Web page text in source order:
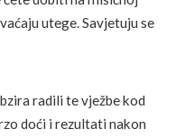
utege. Savjetuju se
radili te vježbe kod
doći i rezultati nakon